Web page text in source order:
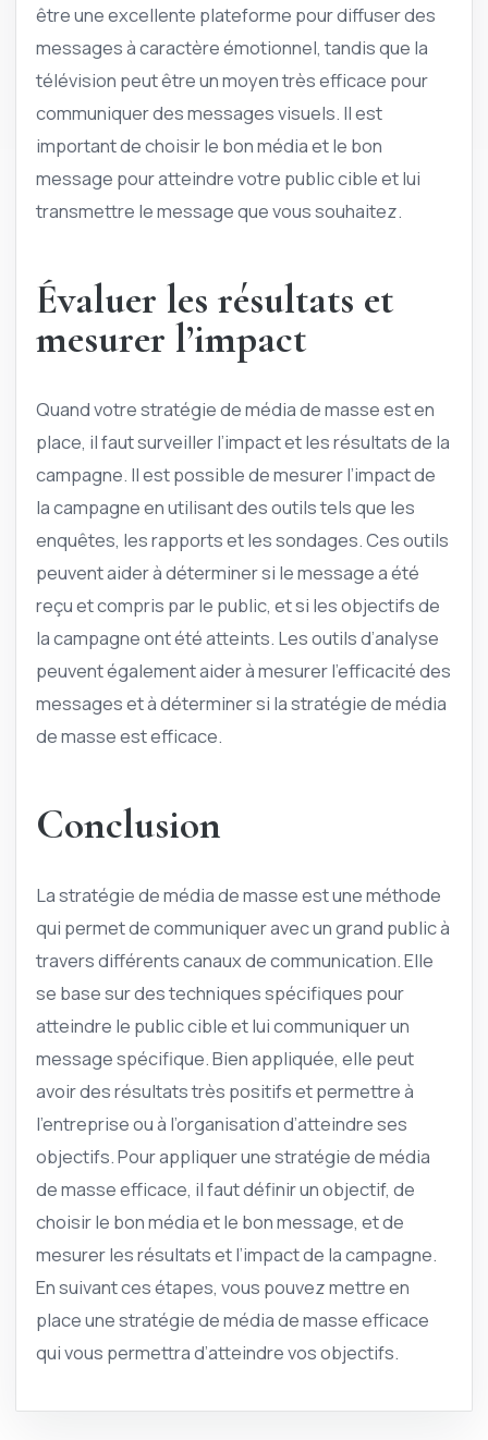
être une excellente plateforme pour diffuser des
messages à caractère émotionnel, tandis que la
télévision peut être un moyen très efficace pour
communiquer des messages visuels. Il est
important de choisir le bon média et le bon
message pour atteindre votre public cible et lui
transmettre le message que vous souhaitez.
Évaluer les résultats et
mesurer l’impact
Quand votre stratégie de média de masse est en
place, il faut surveiller l’impact et les résultats de la
campagne. Il est possible de mesurer l’impact de
la campagne en utilisant des outils tels que les
enquêtes, les rapports et les sondages. Ces outils
peuvent aider à déterminer si le message a été
reçu et compris par le public, et si les objectifs de
la campagne ont été atteints. Les outils d’analyse
peuvent également aider à mesurer l’efficacité des
messages et à déterminer si la stratégie de média
de masse est efficace.
Conclusion
La stratégie de média de masse est une méthode
qui permet de communiquer avec un grand public à
travers différents canaux de communication. Elle
se base sur des techniques spécifiques pour
atteindre le public cible et lui communiquer un
message spécifique. Bien appliquée, elle peut
avoir des résultats très positifs et permettre à
l’entreprise ou à l’organisation d’atteindre ses
objectifs. Pour appliquer une stratégie de média
de masse efficace, il faut définir un objectif, de
choisir le bon média et le bon message, et de
mesurer les résultats et l’impact de la campagne.
En suivant ces étapes, vous pouvez mettre en
place une stratégie de média de masse efficace
qui vous permettra d’atteindre vos objectifs.